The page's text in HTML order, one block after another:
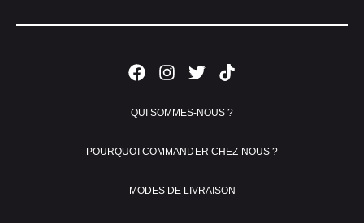
QUI SOMMES-NOUS ?
POURQUOI COMMANDER CHEZ NOUS ?
MODES DE LIVRAISON